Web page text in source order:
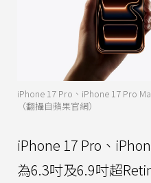
iPhone 17 Pro、iPhone 17 Pro
（翻攝自蘋果官網）
iPhone 17 Pro、
為6.3吋及6.9吋超